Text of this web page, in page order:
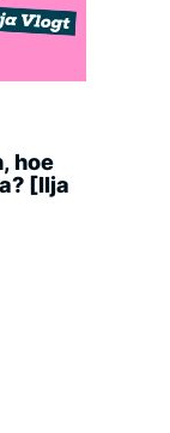
hoe
[Ilja